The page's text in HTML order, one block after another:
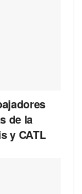
de la
y CATL